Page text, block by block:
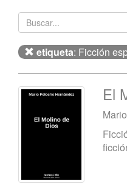
etiqueta: Ficción
El